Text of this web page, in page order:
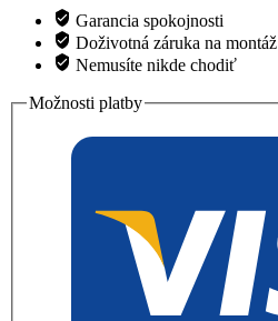
Garancia spokojnosti
Doživotná záruka na montáž
Nemusíte nikde chodiť
Možnosti platby